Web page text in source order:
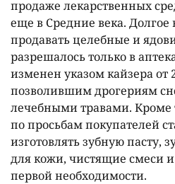
продаже лекарственных
еще в Средние века. Долгое
продавать целебные и
разрешалось только в
изменен указом кайзера от
позволившим дрогериям
лечебными травами. Кроме
по просьбам покупателей
изготовлять зубную пасту,
для кожи, чистящие смеси
первой необходимости.